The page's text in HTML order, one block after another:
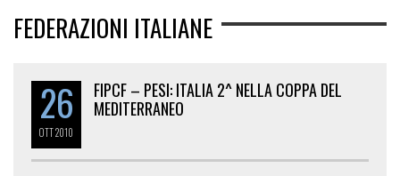
FEDERAZIONI ITALIANE
26
OTT2010
FIPCF – PESI: ITALIA 2^ NELLA COPPA DEL
MEDITERRANEO